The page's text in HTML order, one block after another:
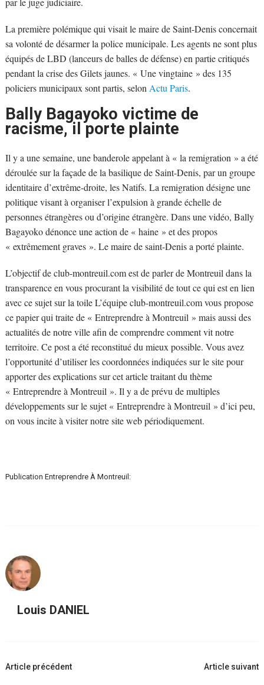
La première polémique qui visait le maire de Saint-Denis concernait
sa volonté de désarmer la police municipale. Les agents ne sont plus
équipés de LBD (lanceurs de balles de défense) en partie critiqués
pendant la crise des Gilets jaunes. « Une vingtaine » des 135
policiers municipaux sont partis, selon Actu Paris.
Bally Bagayoko victime de
racisme, il porte plainte
Il y a une semaine, une banderole appelant à « la remigration » a été
déroulée sur la façade de la basilique de Saint-Denis, par un groupe
identitaire d’extrême-droite, les Natifs. La remigration désigne une
politique visant à organiser l’expulsion à grande échelle de
personnes étrangères ou d’origine étrangère. Dans une vidéo, Bally
Bagayoko dénonce une action de « haine » et des propos
« extrêmement graves ». Le maire de saint-Denis a porté plainte.
L’objectif de club-montreuil.com est de parler de Montreuil dans la
transparence en vous procurant la visibilité de tout ce qui est en lien
avec ce sujet sur la toile L’équipe club-montreuil.com vous propose
ce papier qui traite de « Entreprendre à Montreuil » mais aussi des
actualités de notre ville afin de comprendre comment vit notre
territoire. Ce post a été reconstitué du mieux possible. Vous avez
l’opportunité d’utiliser les coordonnées indiquées sur le site pour
apporter des explications sur cet article traitant du thème
« Entreprendre à Montreuil ». Il y a de prévu de multiples
développements sur le sujet « Entreprendre à Montreuil » d’ici peu,
on vous incite à visiter notre site web périodiquement.
Publication Entreprendre À Montreuil:
Louis DANIEL
Navigation
Article précédent Article suivant